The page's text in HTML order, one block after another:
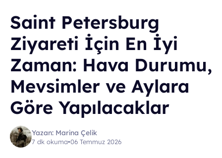
Saint Petersburg
Ziyareti İçin En İyi
Zaman: Hava Durumu,
Mevsimler ve Aylara
Göre Yapılacaklar
Yazan: Marina Çelik
7 dk okuma•06 Temmuz 2026